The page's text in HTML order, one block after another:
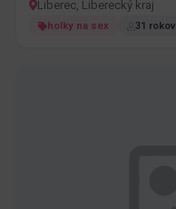
Liberec, Liberecký kraj
holky na sex 31 rokov